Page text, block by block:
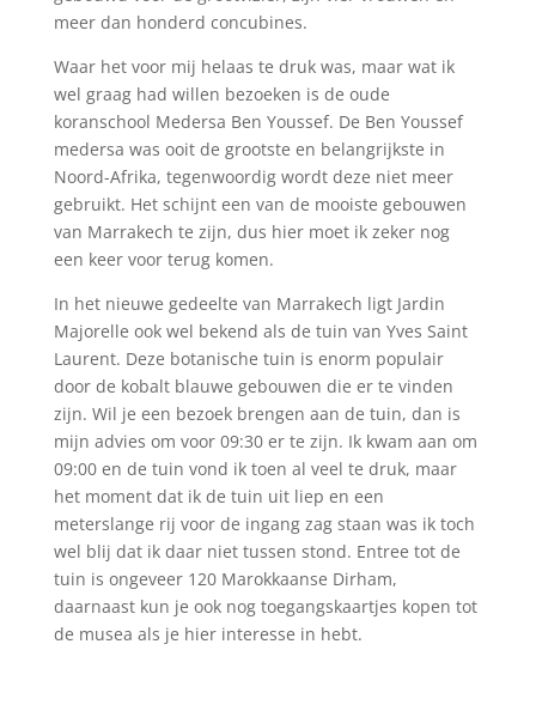
meer dan honderd concubines.
Waar het voor mij helaas te druk was, maar wat ik
wel graag had willen bezoeken is de oude
koranschool Medersa Ben Youssef. De Ben Youssef
medersa was ooit de grootste en belangrijkste in
Noord-Afrika, tegenwoordig wordt deze niet meer
gebruikt. Het schijnt een van de mooiste gebouwen
van Marrakech te zijn, dus hier moet ik zeker nog
een keer voor terug komen.
In het nieuwe gedeelte van Marrakech ligt Jardin
Majorelle ook wel bekend als de tuin van Yves Saint
Laurent. Deze botanische tuin is enorm populair
door de kobalt blauwe gebouwen die er te vinden
zijn. Wil je een bezoek brengen aan de tuin, dan is
mijn advies om voor 09:30 er te zijn. Ik kwam aan om
09:00 en de tuin vond ik toen al veel te druk, maar
het moment dat ik de tuin uit liep en een
meterslange rij voor de ingang zag staan was ik toch
wel blij dat ik daar niet tussen stond. Entree tot de
tuin is ongeveer 120 Marokkaanse Dirham,
daarnaast kun je ook nog toegangskaartjes kopen tot
de musea als je hier interesse in hebt.